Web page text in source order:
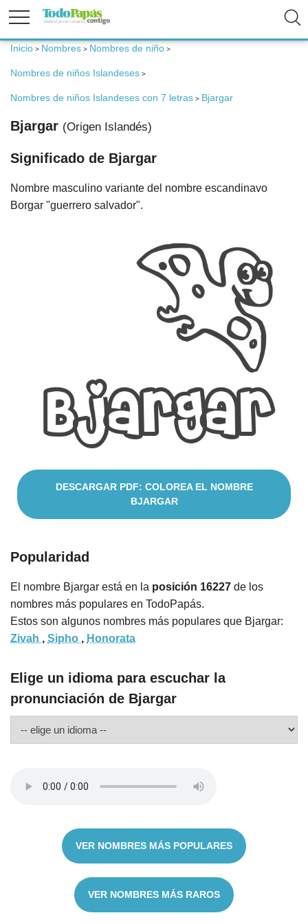
Fertilidad
Embarazo
Bebé
Padres
Inicio > Nombres > Nombres de niño >
Nombres de niños Islandeses >
Nombres de niños Islandeses con 7 letras > Bjargar
Bjargar (Origen Islandés)
Significado de Bjargar
Nombre masculino variante del nombre escandinavo
Borgar "guerrero salvador".
DESCARGAR PDF: COLOREA EL NOMBRE
BJARGAR
Popularidad
El nombre Bjargar está en la posición 16227 de los
nombres más populares en TodoPapás.
Estos son algunos nombres más populares que Bjargar:
Zivah , Sipho , Honorata
Elige un idioma para escuchar la
pronunciación de Bjargar
VER NOMBRES MÁS POPULARES
VER NOMBRES MÁS RAROS